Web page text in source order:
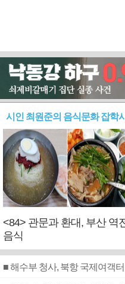
시인 최원준의 음식문화 잡학
<84> 관문과 환대, 부산 역
음식
■ 해수부 청사, 북항 국제여객